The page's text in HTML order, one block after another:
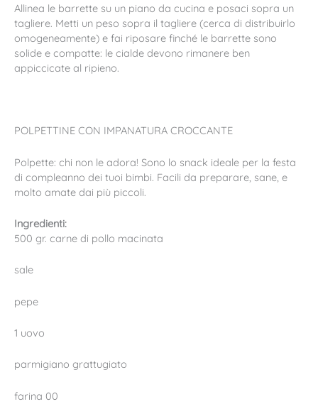
Allinea le barrette su un piano da cucina e posaci sopra un
tagliere. Metti un peso sopra il tagliere (cerca di distribuirlo
omogeneamente) e fai riposare finché le barrette sono
solide e compatte: le cialde devono rimanere ben
appiccicate al ripieno.
POLPETTINE CON IMPANATURA CROCCANTE
Polpette: chi non le adora! Sono lo snack ideale per la festa
di compleanno dei tuoi bimbi. Facili da preparare, sane, e
molto amate dai più piccoli.
Ingredienti:
500 gr. carne di pollo macinata
sale
pepe
1 uovo
parmigiano grattugiato
farina 00